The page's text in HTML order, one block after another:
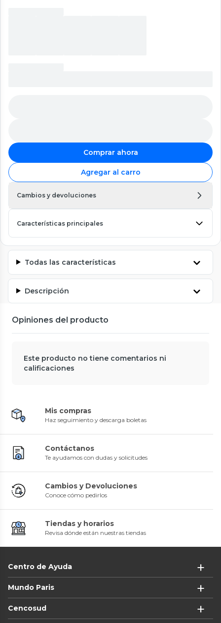
Comprar ahora
Agregar al carro
Cambios y devoluciones
Características principales
Todas las características
Descripción
Opiniones del producto
Este producto no tiene comentarios ni
calificaciones
Mis compras
Haz seguimiento y descarga boletas
Contáctanos
Te ayudamos con dudas y solicitudes
Cambios y Devoluciones
Conoce cómo pedirlos
Tiendas y horarios
Revisa dónde están nuestras tiendas
Centro de Ayuda
Mundo Paris
Cencosud